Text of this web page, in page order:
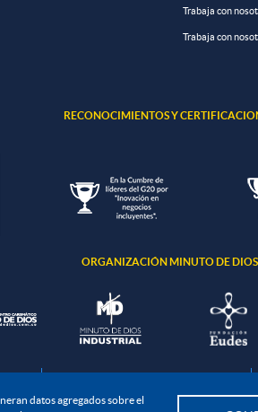
datos agregados sobre el
Trabaja con
Trabaja con
RECONOCIMIENTOS Y
ORGANIZACIÓN MINUTO DE DIOS
Todos los derechos Reservados.